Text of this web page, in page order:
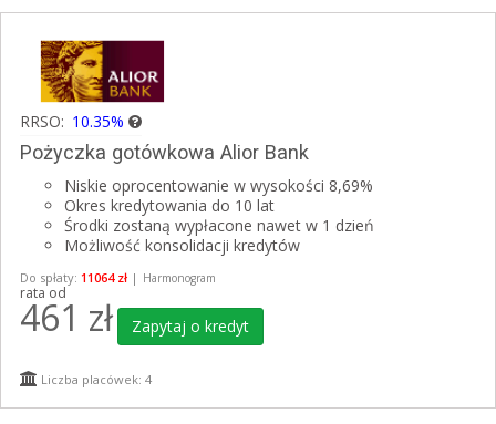
RRSO: 10.35%
Pożyczka gotówkowa Alior Bank
Niskie oprocentowanie w wysokości 8,69%
Okres kredytowania do 10 lat
Środki zostaną wypłacone nawet w 1 dzień
Możliwość konsolidacji kredytów
Do spłaty: 11064 zł | Harmonogram
rata od
461 zł Zapytaj o kredyt
Liczba placówek: 4